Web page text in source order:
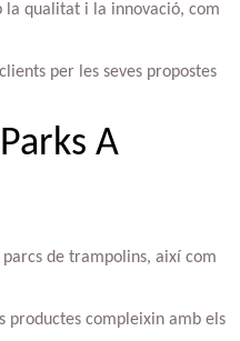
la qualitat i la innovació, com
per les seves propostes
A
de trampolins, així com
productes compleixin amb els